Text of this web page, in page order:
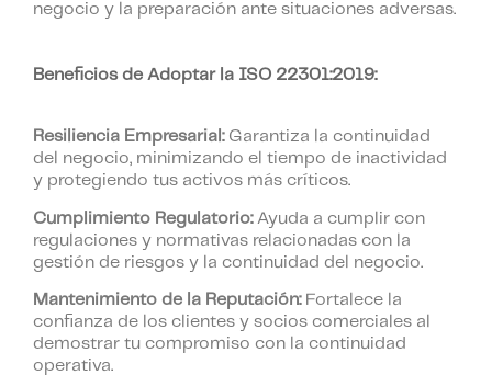
negocio y la preparación ante situaciones adversas.
Beneficios de Adoptar la ISO 22301:2019:
Resiliencia Empresarial:Garantiza la continuidad
del negocio, minimizando el tiempo de inactividad
y protegiendo tus activos más críticos.
Cumplimiento Regulatorio:Ayuda a cumplir con
regulaciones y normativas relacionadas con la
gestión de riesgos y la continuidad del negocio.
Mantenimiento de la Reputación:Fortalece la
confianza de los clientes y socios comerciales al
demostrar tu compromiso con la continuidad
operativa.